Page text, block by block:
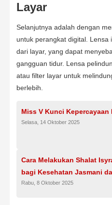
Layar
Selanjutnya adalah dengan
untuk perangkat digital.
dari layar, yang dapat
gangguan tidur. Lensa
atau filter layar untuk
berlebih.
Miss V Kunci Kepercayaan
Selasa, 14 Oktober 2025
Cara Melakukan Shalat
bagi Kesehatan Jasmani
Rabu, 8 Oktober 2025